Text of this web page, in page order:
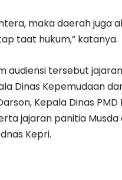
maka daerah juga
taat hukum,” katanya.
audiensi tersebut
Dinas Kepemudaan
Kepala Dinas PMD
jajaran panitia Musda
Kepri.